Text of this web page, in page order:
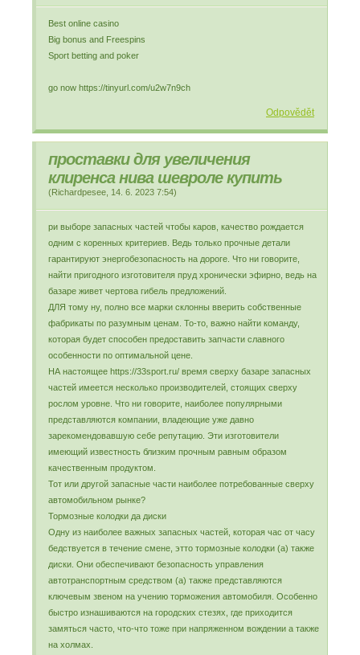
Best onlіnе саsіno
Bіg bоnus аnd Frееsріns
Spоrt bеttіng аnd pоkеr
go now https://tinyurl.com/u2w7n9ch
Odpovědět
проставки для увеличения
клиренса нива шевроле купить
(Richardpesee 14. 6. 2023 7:54)
ри выборе запасных частей чтобы каров, качество рождается
одним с коренных критериев. Ведь только прочные детали
гарантируют энергобезопасность на дороге. Что ни говорите,
найти пригодного изготовителя пруд хронически эфирно, ведь на
базаре живет чертова гибель предложений.
ДЛЯ тому ну, полно все марки склонны вверить собственные
фабрикаты по разумным ценам. То-то, важно найти команду,
которая будет способен предоставить запчасти славного
особенности по оптимальной цене.
НА настоящее https://33sport.ru/ время сверху базаре запасных
частей имеется несколько производителей, стоящих сверху
рослом уровне. Что ни говорите, наиболее популярными
представляются компании, владеющие уже давно
зарекомендовавшую себе репутацию. Эти изготовители
имеющий известность близким прочным равным образом
качественным продуктом.
Тот или другой запасные части наиболее потребованные сверху
автомобильном рынке?
Тормозные колодки да диски
Одну из наиболее важных запасных частей, которая час от часу
бедствуется в течение смене, этто тормозные колодки (а) также
диски. Они обеспечивают безопасность управления
автотранспортным средством (а) также представляются
ключевым звеном на учению торможения автомобиля. Особенно
быстро изнашиваются на городских стезях, где приходится
замяться часто, что-что тоже при напряженном вождении а также
на холмах.